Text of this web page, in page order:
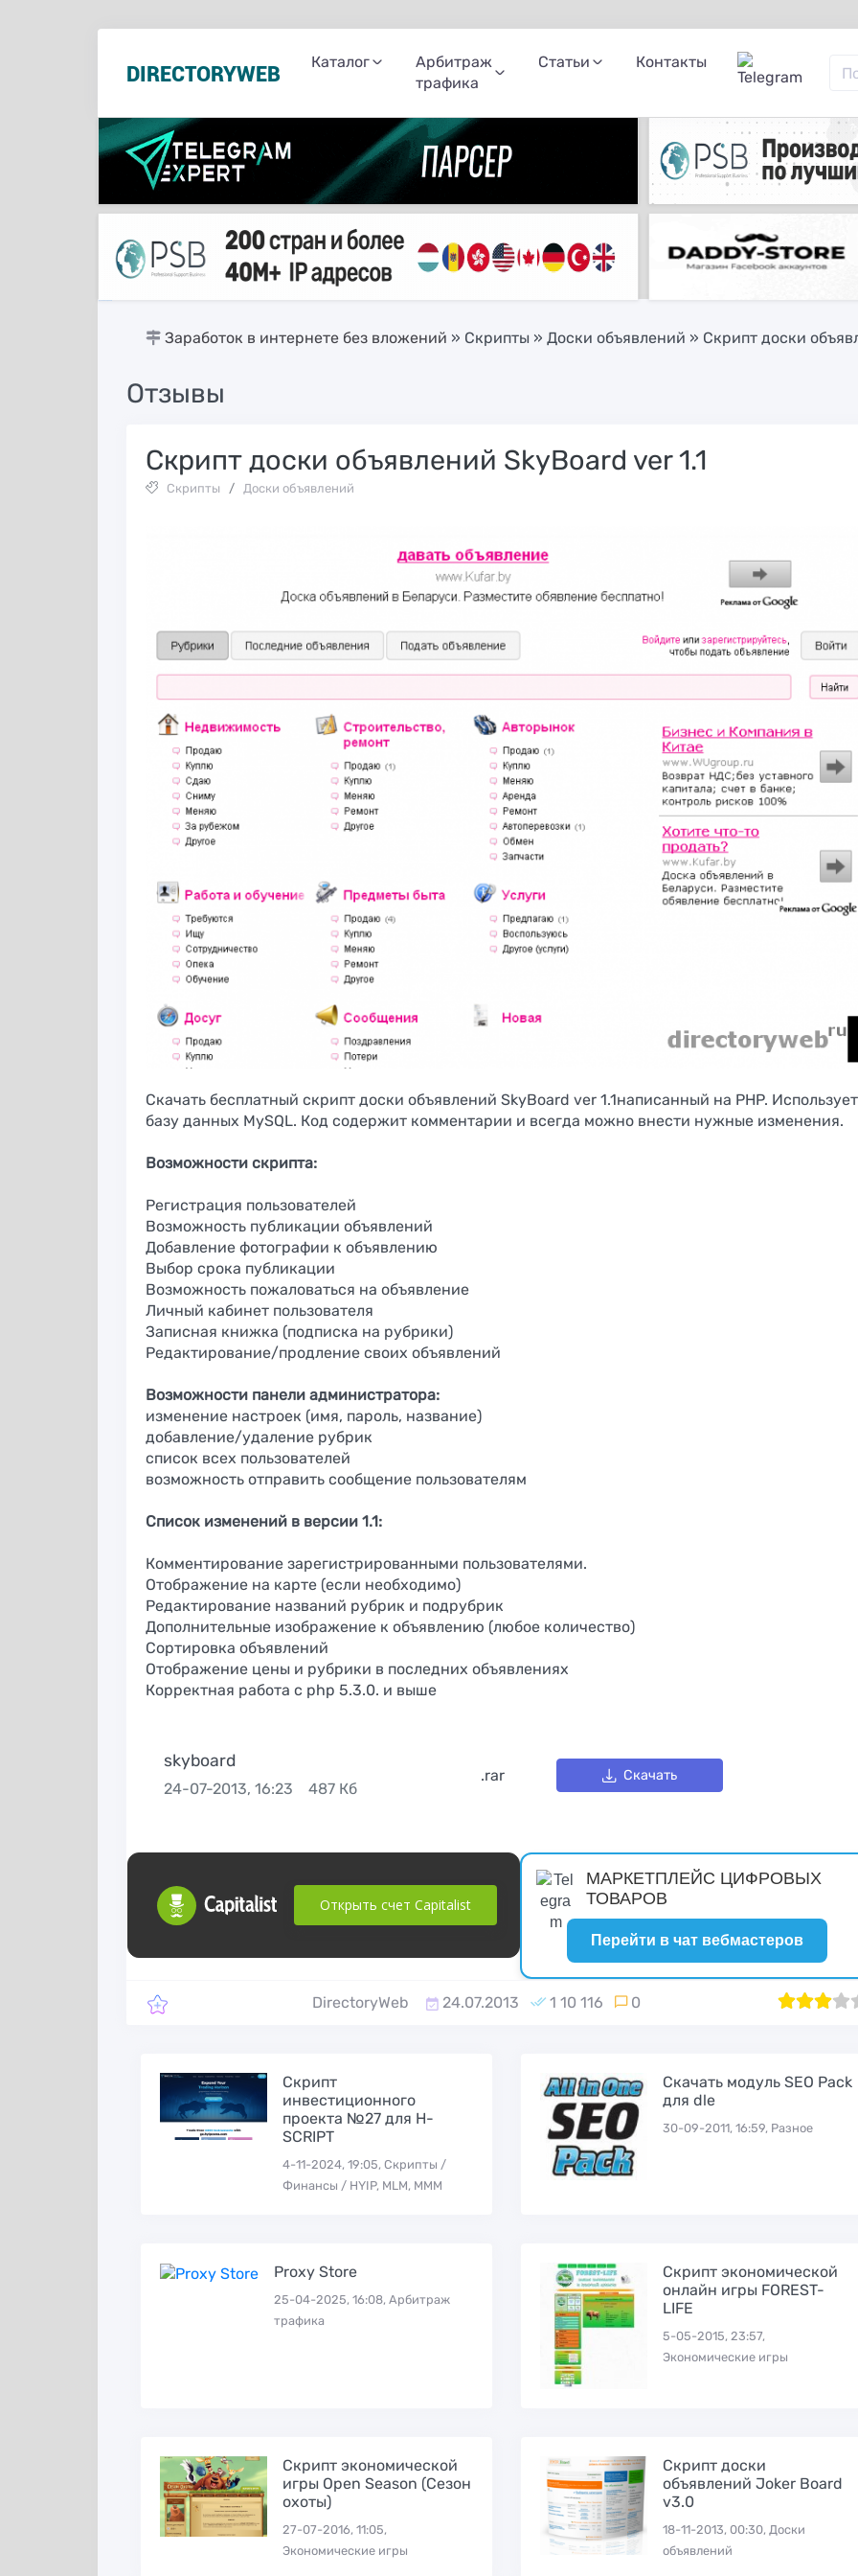
DIRECTORYWEB
Каталог
Арбитраж
трафика
Статьи Контакты
Заработок в интернете без вложений » Скрипты » Доски объявлений » Скрипт доски
Отзывы
Скрипт доски объявлений SkyBoard ver 1.1
Скрипты / Доски объявлений
Скачать бесплатный скрипт доски объявлений SkyBoard ver 1.1написанный на PHP. Использует
базу данных MySQL. Код содержит комментарии и всегда можно внести нужные изменения.
Возможности скрипта:
Регистрация пользователей
Возможность публикации объявлений
Добавление фотографии к объявлению
Выбор срока публикации
Возможность пожаловаться на объявление
Личный кабинет пользователя
Записная книжка (подписка на рубрики)
Редактирование/продление своих объявлений
Возможности панели администратора:
изменение настроек (имя, пароль, название)
добавление/удаление рубрик
список всех пользователей
возможность отправить сообщение пользователям
Список изменений в версии 1.1:
Комментирование зарегистрированными пользователями.
Отображение на карте (если необходимо)
Редактирование названий рубрик и подрубрик
Дополнительные изображение к объявлению (любое количество)
Сортировка объявлений
Отображение цены и рубрики в последних объявлениях
Корректная работа с php 5.3.0. и выше
skyboard
24-07-2013, 16:23 487 Кб
.rar Скачать
Открыть счет Capitalist
МАРКЕТПЛЕЙС ЦИФРОВЫХ
ТОВАРОВ
Перейти в чат вебмастеров
DirectoryWeb 24.07.2013 1 10 116 0 60
1 2 3 4
Скрипт
инвестиционного
проекта №27 для H-
SCRIPT
4-11-2024, 19:05, Скрипты /
Финансы / HYIP, MLM, МММ
Скачать модуль SEO Pack
для dle
30-09-2011, 16:59, Разное
Proxy Store
25-04-2025, 16:08, Арбитраж
трафика
Скрипт экономической
онлайн игры FOREST-
LIFE
5-05-2015, 23:57,
Экономические игры
Скрипт экономической
игры Open Season (Сезон
охоты)
27-07-2016, 11:05,
Экономические игры
Скрипт доски
объявлений Joker Board
v3.0
18-11-2013, 00:30, Доски
объявлений
Huffson Group:
образец
программы в
iGaming вертикали
InstAccountsManager
для работы с
Instagram
Proxy Store
PlayCash —
программа
iGaming с
офферами и
Скрипт системы
Bootpay